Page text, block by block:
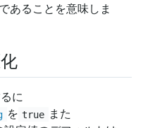
あることを意味しま
に
を true また